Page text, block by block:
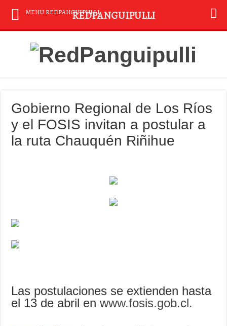
Gobierno Regional de Los Ríos
y el FOSIS invitan a postular a
la ruta Chauquén Riñihue
Las postulaciones se extienden hasta
el 13 de abril enwww.fosis.gob.cl.
MENU REDPANGUIPULLIREDPANGUIPULLI